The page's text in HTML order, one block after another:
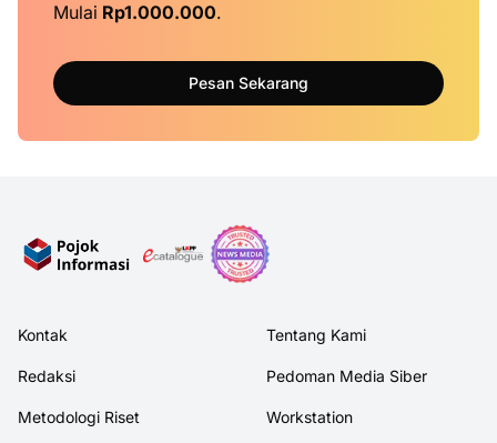
Mulai Rp1.000.000.
Pesan Sekarang
Kontak Tentang Kami
Redaksi Pedoman Media Siber
Metodologi Riset Workstation